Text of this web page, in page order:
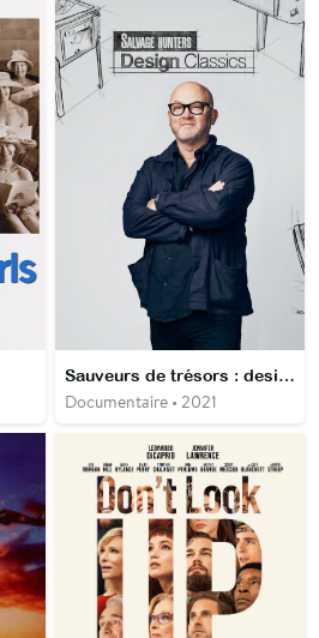
Sauveurs de trésors : design d'exception
Documentaire • 2021